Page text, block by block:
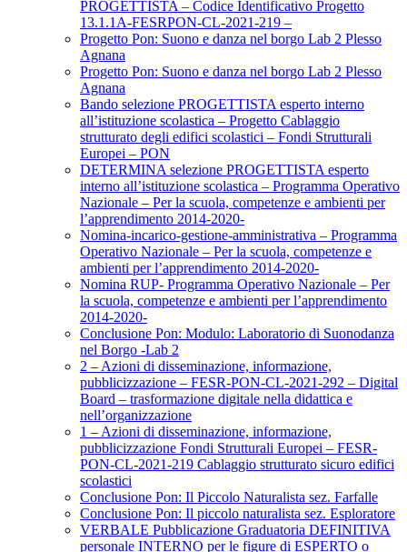
PROGETTISTA – Codice Identificativo Progetto
13.1.1A-FESRPON-CL-2021-219 –
Progetto Pon: Suono e danza nel borgo Lab 2 Plesso
Agnana
Progetto Pon: Suono e danza nel borgo Lab 2 Plesso
Agnana
Bando selezione PROGETTISTA esperto interno
all’istituzione scolastica – Progetto Cablaggio
strutturato degli edifici scolastici – Fondi Strutturali
Europei – PON
DETERMINA selezione PROGETTISTA esperto
interno all’istituzione scolastica – Programma Operativo
Nazionale – Per la scuola, competenze e ambienti per
l’apprendimento 2014-2020-
Nomina-incarico-gestione-amministrativa – Programma
Operativo Nazionale – Per la scuola, competenze e
ambienti per l’apprendimento 2014-2020-
Nomina RUP- Programma Operativo Nazionale – Per
la scuola, competenze e ambienti per l’apprendimento
2014-2020-
Conclusione Pon: Modulo: Laboratorio di Suonodanza
nel Borgo -Lab 2
2 – Azioni di disseminazione, informazione,
pubblicizzazione – FESR-PON-CL-2021-292 – Digital
Board – trasformazione digitale nella didattica e
nell’organizzazione
1 – Azioni di disseminazione, informazione,
pubblicizzazione Fondi Strutturali Europei – FESR-
PON-CL-2021-219 Cablaggio strutturato sicuro edifici
scolastici
Conclusione Pon: Il Piccolo Naturalista sez. Farfalle
Conclusione Pon: Il piccolo naturalista sez. Esploratore
VERBALE Pubblicazione Graduatoria DEFINITIVA
personale INTERNO per le figure di ESPERTO o